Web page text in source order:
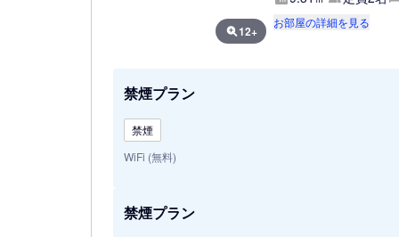
12+
お部屋の詳細を見る
禁煙プラン
禁煙
WiFi (無料)
禁煙プラン